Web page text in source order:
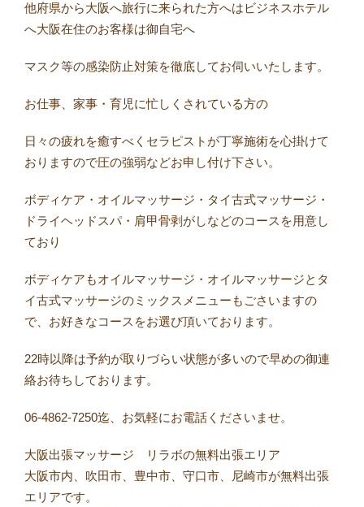
他府県から大阪へ旅行に来られた方へはビジネスホテル
へ大阪在住のお客様は御自宅へ
マスク等の感染防止対策を徹底してお伺いいたします。
お仕事、家事・育児に忙しくされている方の
日々の疲れを癒すべくセラピストが丁寧施術を心掛けて
おりますので圧の強弱などお申し付け下さい。
ボディケア・オイルマッサージ・タイ古式マッサージ・
ドライヘッドスパ・肩甲骨剥がしなどのコースを用意し
ており
ボディケアもオイルマッサージ・オイルマッサージとタ
イ古式マッサージのミックスメニューもごさいますの
で、お好きなコースをお選び頂いております。
22時以降は予約が取りづらい状態が多いので早めの御連
絡お待ちしております。
06-4862-7250迄、お気軽にお電話くださいませ。
大阪出張マッサージ リラボの無料出張エリア
大阪市内、吹田市、豊中市、守口市、尼崎市が無料出張
エリアです。